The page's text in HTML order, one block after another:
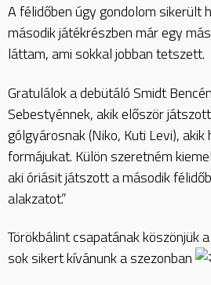
A félidőben úgy gondolom sikerült
második játékrészben már egy
láttam, ami sokkal jobban tetszett.
Gratulálok a debütáló Smidt
Sebestyénnek, akik először
gólgyárosnak (Niko, Kuti Levi),
formájukat. Külön szeretném
aki óriásit játszott a második
alakzatot.”
Törökbálint csapatának köszönjük
sok sikert kívánunk a szezonban